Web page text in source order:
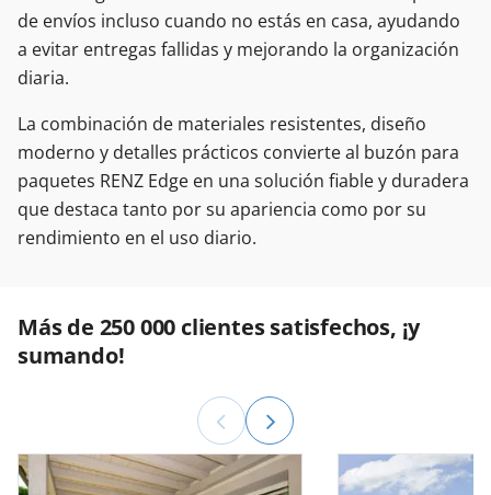
de envíos incluso cuando no estás en casa, ayudando
a evitar entregas fallidas y mejorando la organización
diaria.
La combinación de materiales resistentes, diseño
moderno y detalles prácticos convierte al buzón para
paquetes RENZ Edge en una solución fiable y duradera
que destaca tanto por su apariencia como por su
rendimiento en el uso diario.
Más de 250 000 clientes satisfechos, ¡y
sumando!